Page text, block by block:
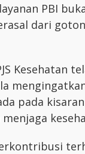
PBI
dari
Kesehatan
pada